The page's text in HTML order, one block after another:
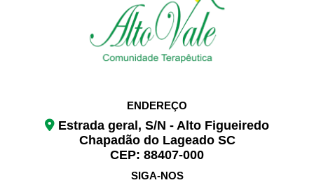
ENDEREÇO
Estrada geral, S/N - Alto Figueiredo
Chapadão do Lageado SC
CEP: 88407-000
SIGA-NOS